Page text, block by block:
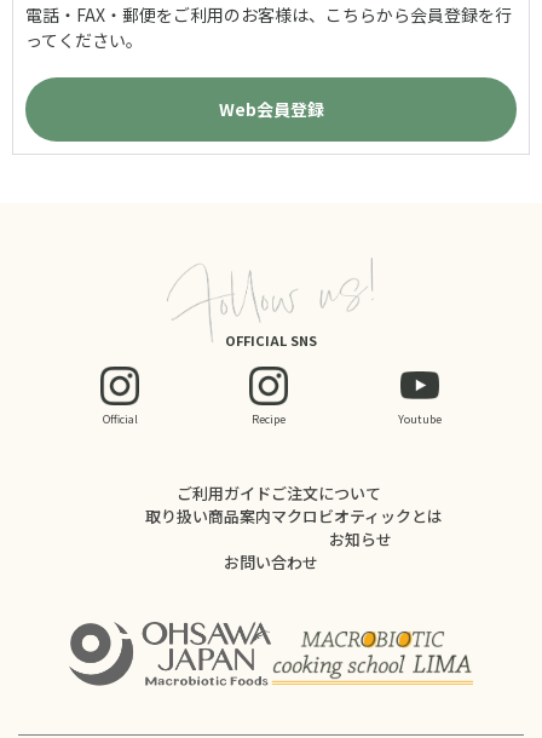
電話・FAX・郵便をご利用のお客様は、こちらから会員登録を行
ってください。
OFFICIAL SNS
Official Recipe Youtube
ご利用ガイドご注文について
取り扱い商品案内マクロビオティックとは
お知らせ
お問い合わせ